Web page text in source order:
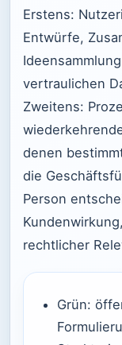
Erstens:
Entwürfe,
vertraulichen
Zweitens:
denen
die
Person
rechtlicher
Grün: